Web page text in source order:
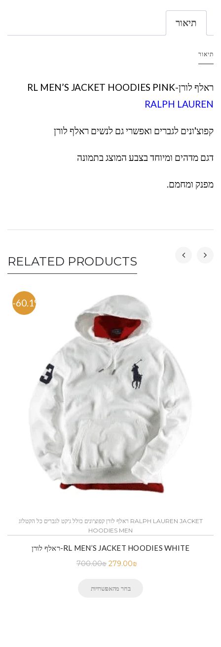
תיאור
תיאור
ראלף לורן-RL MEN’S JACKET HOODIES PINK
RALPH LAUREN
קפוצ'ונים לגברים ואפשרי גם לנשים ראלף לורן
דגם מדהים ומיוחד בצבע המוצג בתמונה
מפנק ומחמם.
RELATED PRODUCTS
-60.1%
ראלף לורן קפוצ'ונים כולל ג'קט לגברים כל הקטלוג RALPH LAUREN JACKET
HOODIES MEN
ראלף לורן-RL MEN’S JACKET HOODIES WHITE
700.00₪ 279.00₪
בחר מהאפשרויות